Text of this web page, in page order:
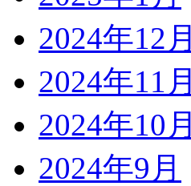
2024年12月
2024年11月
2024年10月
2024年9月